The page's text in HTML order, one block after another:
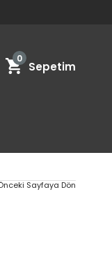
Sepetim
0
Sayfaya Dön